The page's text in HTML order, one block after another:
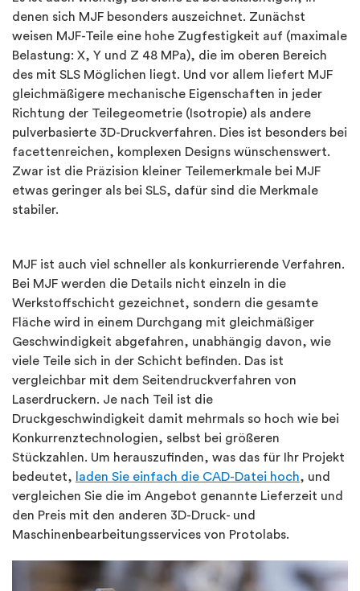
denen sich MJF besonders auszeichnet. Zunächst
weisen MJF-Teile eine hohe Zugfestigkeit auf (maximale
Belastung: X, Y und Z 48 MPa), die im oberen Bereich
des mit SLS Möglichen liegt. Und vor allem liefert MJF
gleichmäßigere mechanische Eigenschaften in jeder
Richtung der Teilegeometrie (Isotropie) als andere
pulverbasierte 3D-Druckverfahren. Dies ist besonders bei
facettenreichen, komplexen Designs wünschenswert.
Zwar ist die Präzision kleiner Teilemerkmale bei MJF
etwas geringer als bei SLS, dafür sind die Merkmale
stabiler.
MJF ist auch viel schneller als konkurrierende Verfahren.
Bei MJF werden die Details nicht einzeln in die
Werkstoffschicht gezeichnet, sondern die gesamte
Fläche wird in einem Durchgang mit gleichmäßiger
Geschwindigkeit abgefahren, unabhängig davon, wie
viele Teile sich in der Schicht befinden. Das ist
vergleichbar mit dem Seitendruckverfahren von
Laserdruckern. Je nach Teil ist die
Druckgeschwindigkeit damit mehrmals so hoch wie bei
Konkurrenztechnologien, selbst bei größeren
Stückzahlen. Um herauszufinden, was das für Ihr Projekt
bedeutet,
laden Sie einfach die CAD-Datei hoch, und
vergleichen Sie die im Angebot genannte Lieferzeit und
den Preis mit den anderen 3D-Druck- und
Maschinenbearbeitungsservices von Protolabs.